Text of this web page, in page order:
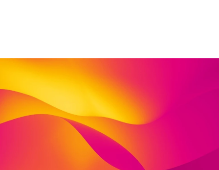
Overview
Ehrenamt wird belohnt!
Marcel Klitsch mit dem Hessischen
Landesehrenbrief ausgezeichnet.